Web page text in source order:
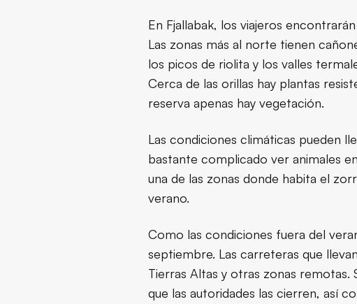
En Fjallabak, los viajeros
Las zonas más al norte tienen
los picos de riolita y los valles
Cerca de las orillas hay plantas
reserva apenas hay vegetación.
Las condiciones climáticas pueden
bastante complicado ver animales
una de las zonas donde habita el
verano.
Como las condiciones fuera del
septiembre. Las carreteras que
Tierras Altas y otras zonas
que las autoridades las cierren, así